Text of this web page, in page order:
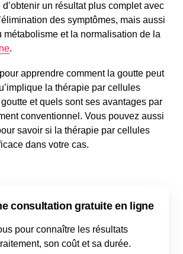
un résultat plus complet avec
des symptômes, mais aussi
métabolisme et la normalisation de la
.
apprendre comment la goutte peut
la thérapie par cellules
et quels sont ses avantages par
conventionnel. Vous pouvez aussi
savoir si la thérapie par cellules
dans votre cas.
consultation gratuite en ligne
pour connaître les résultats
son coût et sa durée.